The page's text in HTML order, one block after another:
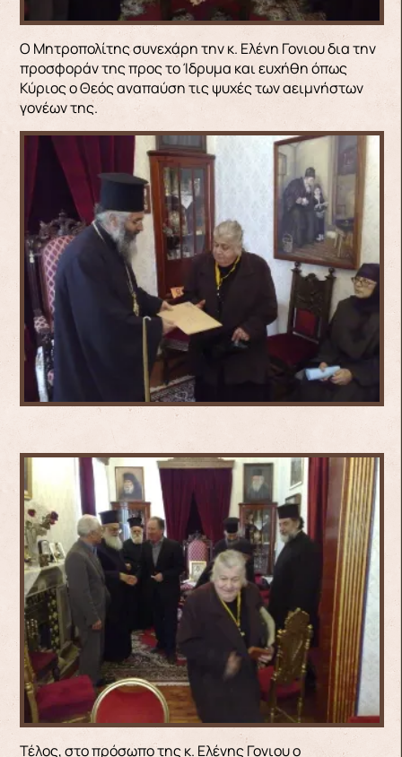
Ο Μητροπολίτης συνεχάρη την κ. Ελένη Γονιου δια την
προσφοράν της προς το Ίδρυμα και ευχήθη όπως
Κύριος ο Θεός αναπαύση τις ψυχές των αειμνήστων
γονέων της.
Τέλος, στο πρόσωπο της κ. Ελένης Γονιου ο